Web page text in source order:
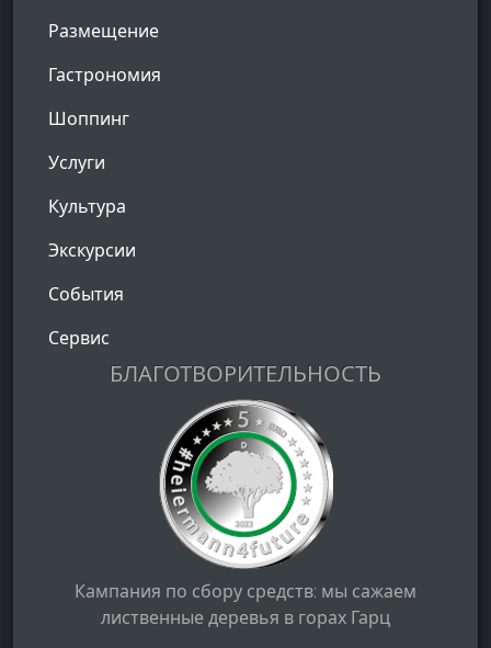
Размещение
Гастрономия
Шоппинг
Услуги
Культура
Экскурсии
События
Сервис
БЛАГОТВОРИТЕЛЬНОСТЬ
Кампания по сбору средств: мы сажаем
лиственные деревья в горах Гарц